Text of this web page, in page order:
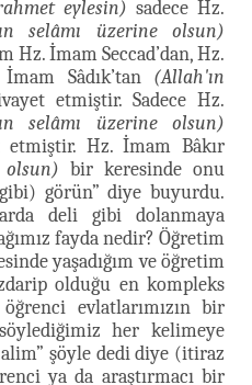
eylesin) sadece Hz.
selâmı üzerine olsun)
Hz. İmam Seccad’dan, Hz.
Sâdık’tan (Allah'ın
etmiştir. Sadece Hz.
selâmı üzerine olsun)
Hz. İmam Bâkır
olsun) bir keresinde onu
görün” diye buyurdu.
deli gibi dolanmaya
fayda nedir? Öğretim
yaşadığım ve öğretim
olduğu en kompleks
evlatlarımızın bir
her kelimeye
şöyle dedi diye (itiraz
ya da araştırmacı bir